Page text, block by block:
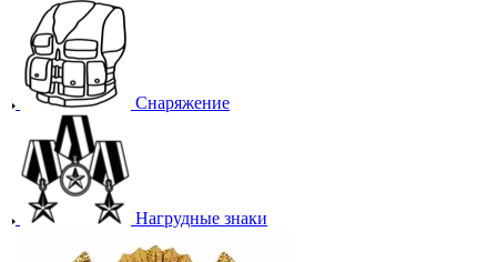
Снаряжение
Нагрудные знаки